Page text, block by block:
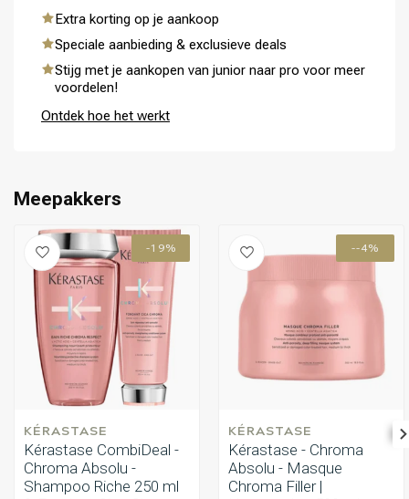
Extra korting op je aankoop
Speciale aanbieding & exclusieve deals
Stijg met je aankopen van junior naar pro voor meer
voordelen!
Ontdek hoe het werkt
Meepakkers
-19%
KÉRASTASE
Kérastase CombiDeal -
Chroma Absolu -
Shampoo Riche 250 ml
--4%
KÉRASTASE
Kérastase - Chroma
Absolu - Masque
Chroma Filler |